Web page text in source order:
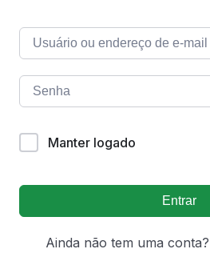
Manter logado
Entrar
Ainda não tem uma conta?